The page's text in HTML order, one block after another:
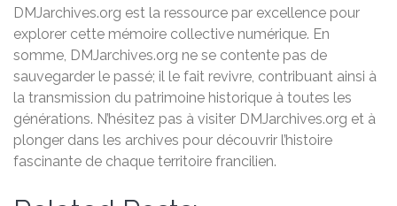
DMJarchives.org est la ressource par excellence pour
explorer cette mémoire collective numérique. En
somme, DMJarchives.org ne se contente pas de
sauvegarder le passé; il le fait revivre, contribuant ainsi à
la transmission du patrimoine historique à toutes les
générations. N’hésitez pas à visiter DMJarchives.org et à
plonger dans les archives pour découvrir l’histoire
fascinante de chaque territoire francilien.